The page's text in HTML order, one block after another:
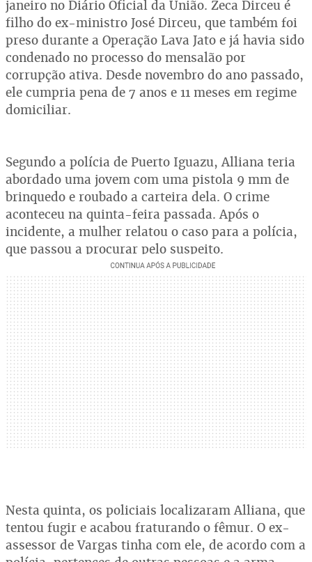
janeiro no Diário Oficial da União. Zeca Dirceu é
filho do ex-ministro José Dirceu, que também foi
preso durante a Operação Lava Jato e já havia sido
condenado no processo do mensalão por
corrupção ativa. Desde novembro do ano passado,
ele cumpria pena de 7 anos e 11 meses em regime
domiciliar.
Segundo a polícia de Puerto Iguazu, Alliana teria
abordado uma jovem com uma pistola 9 mm de
brinquedo e roubado a carteira dela. O crime
aconteceu na quinta-feira passada. Após o
incidente, a mulher relatou o caso para a polícia,
que passou a procurar pelo suspeito.
Nesta quinta, os policiais localizaram Alliana, que
tentou fugir e acabou fraturando o fêmur. O ex-
assessor de Vargas tinha com ele, de acordo com a